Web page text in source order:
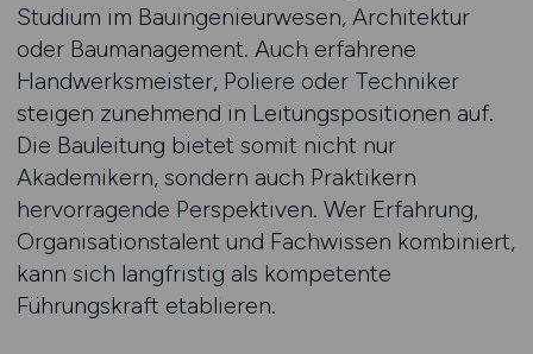
Studium im Bauingenieurwesen, Architektur
oder Baumanagement. Auch erfahrene
Handwerksmeister, Poliere oder Techniker
steigen zunehmend in Leitungspositionen auf.
Die Bauleitung bietet somit nicht nur
Akademikern, sondern auch Praktikern
hervorragende Perspektiven. Wer Erfahrung,
Organisationstalent und Fachwissen kombiniert,
kann sich langfristig als kompetente
Führungskraft etablieren.